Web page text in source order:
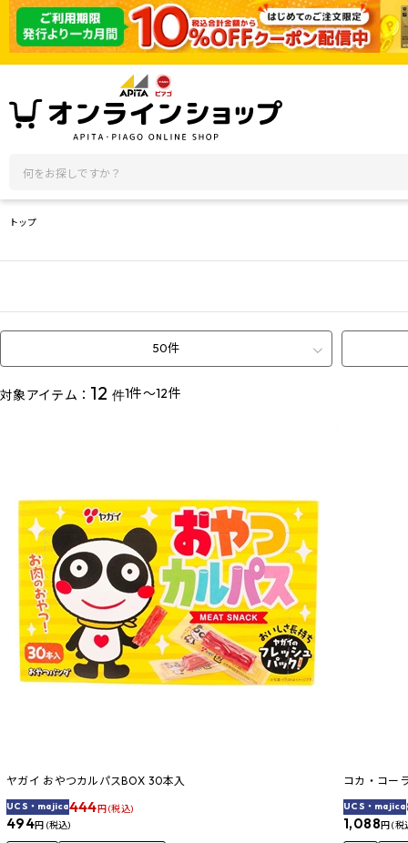
トップ
50件
対象アイテム： 12 件1件～12件
ヤガイ おやつカルパスBOX 30本入
UCS・majica444円 (税込)
494円 (税込)
コカ・コー
UCS・majica
1,088円 (税